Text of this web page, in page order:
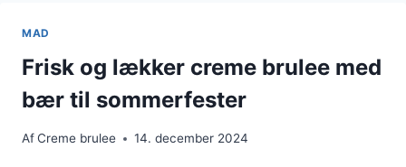
MAD
Frisk og lækker creme brulee med
bær til sommerfester
AfCreme brulee 14. december 2024